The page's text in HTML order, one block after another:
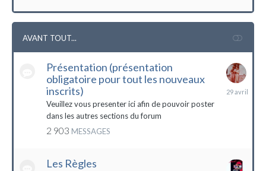
AVANT TOUT...
Présentation (présentation
obligatoire pour tout les nouveaux
inscrits)
Veuillez vous presenter ici afin de pouvoir poster
dans les autres sections du forum
2 903 MESSAGES
29
Les Règles